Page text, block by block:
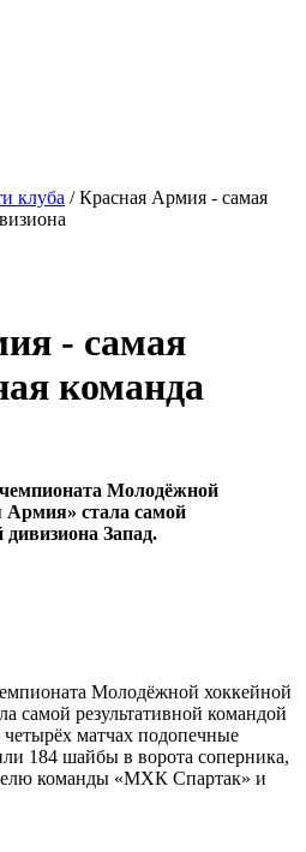
клуба /Красная Армия - самая
- самая
команда
Молодёжной
Армия» стала самой
дивизиона Запад.
Молодёжной хоккейной
самой результативной командой
матчах подопечные
184 шайбы в ворота соперника,
команды «МХК Спартак» и